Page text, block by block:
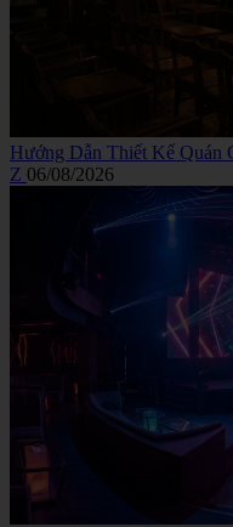
Hướng Dẫn Thiết Kế Quán
Z 06/08/2026